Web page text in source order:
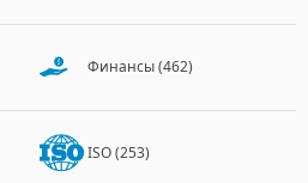
Финансы(462)
ISO(253)